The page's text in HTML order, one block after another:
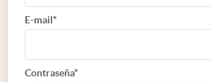
E-mail*
Contraseña*